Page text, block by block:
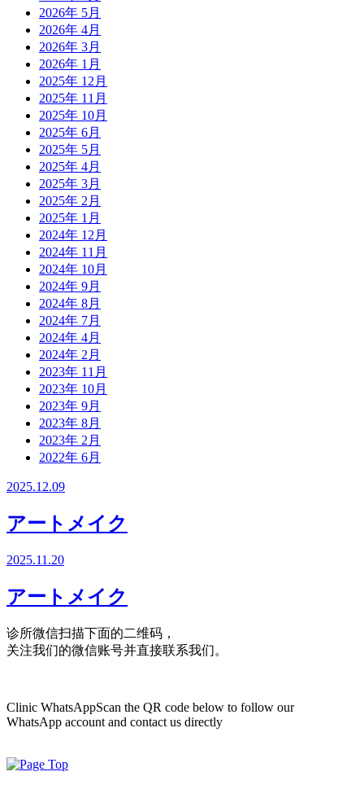
2026年 5月
2026年 4月
2026年 3月
2026年 1月
2025年 12月
2025年 11月
2025年 10月
2025年 6月
2025年 5月
2025年 4月
2025年 3月
2025年 2月
2025年 1月
2024年 12月
2024年 11月
2024年 10月
2024年 9月
2024年 8月
2024年 7月
2024年 4月
2024年 2月
2023年 11月
2023年 10月
2023年 9月
2023年 8月
2023年 2月
2022年 6月
2025.12.09
アートメイク
2025.11.20
アートメイク
诊所微信扫描下面的二维码，
关注我们的微信账号并直接联系我们。
Clinic WhatsAppScan the QR code below to follow our
WhatsApp account and contact us directly